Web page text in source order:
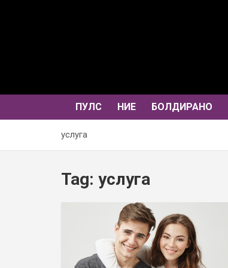
ПУЛС НИЕ БОЛДИРАНО
услуга
Tag: услуга